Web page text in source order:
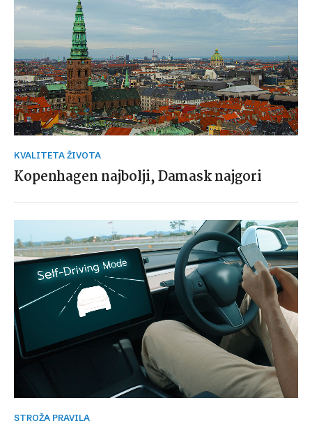
KVALITETA ŽIVOTA
Kopenhagen najbolji, Damask najgori
STROŽA PRAVILA